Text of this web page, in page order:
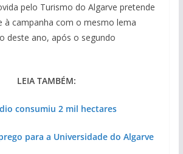
pelo Turismo do Algarve pretende
à campanha com o mesmo lema
deste ano, após o segundo
LEIA TAMBÉM:
consumiu 2 mil hectares
para a Universidade do Algarve